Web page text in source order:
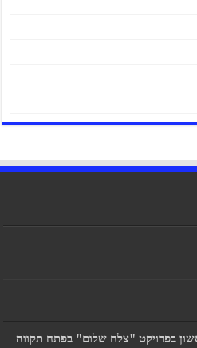
בפרויקט "צלח שלום" בפתח תקווה